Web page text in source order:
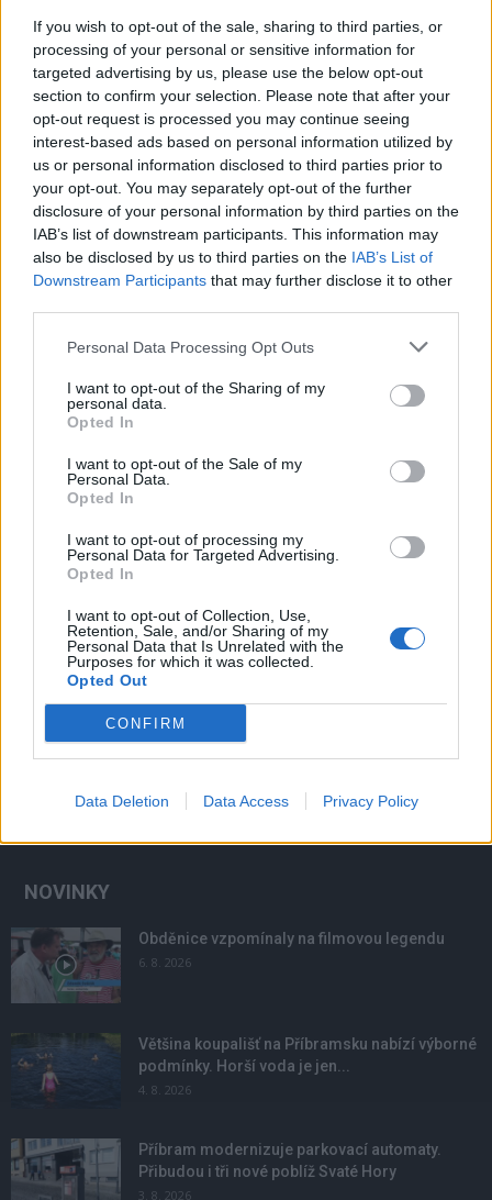
If you wish to opt-out of the sale, sharing to third parties, or
processing of your personal or sensitive information for
targeted advertising by us, please use the below opt-out
section to confirm your selection. Please note that after your
opt-out request is processed you may continue seeing
interest-based ads based on personal information utilized by
us or personal information disclosed to third parties prior to
your opt-out. You may separately opt-out of the further
disclosure of your personal information by third parties on the
IAB’s list of downstream participants. This information may
also be disclosed by us to third parties on the IAB’s List of
Downstream Participants that may further disclose it to other
Personal Data Processing Opt Outs
I want to opt-out of the Sharing of my
personal data.
Opted In
I want to opt-out of the Sale of my
Personal Data.
Opted In
I want to opt-out of processing my
Personal Data for Targeted Advertising.
Opted In
I want to opt-out of Collection, Use,
Retention, Sale, and/or Sharing of my
Personal Data that Is Unrelated with the
Purposes for which it was collected.
Opted Out
CONFIRM
Data Deletion Data Access Privacy Policy
Dobříšsko
Okradl hotel i spolubydlícího
Martin Poulíček - 13. 4. 2019
DOBŘÍŠ - Kriminalisté zahájili ve čtvrtek 11. dubna trestní stíhání
třiatřicetiletého muže pro spáchání přečinu krádeže. Koncem ledna
měl odcizit v hotelovém pokoji v Dobříši...
Sedlčansko
Hotel by měl do roka opět ožít
Veronika Bonková - 4. 1. 2019
SEDLČANY – Nový život opuštěným prostorám Hotelu Vltavan by měl
vdechnout projet na vybudování wellness centra. Vedení města
NOVINKY
Obděnice vzpomínaly na filmovou legendu
6. 8. 2026
Většina koupališť na Příbramsku nabízí výborné
podmínky. Horší voda je jen...
4. 8. 2026
Příbram modernizuje parkovací automaty.
Přibudou i tři nové poblíž Svaté Hory
3. 8. 2026